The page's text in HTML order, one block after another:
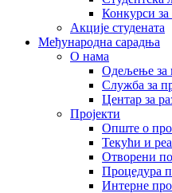
Конкурси
Акције студената
Међународна сарадња
О нама
Одељење за
Служба за
Центар за
Пројекти
Опште о
Текући и
Отворени
Процедура
Интерне